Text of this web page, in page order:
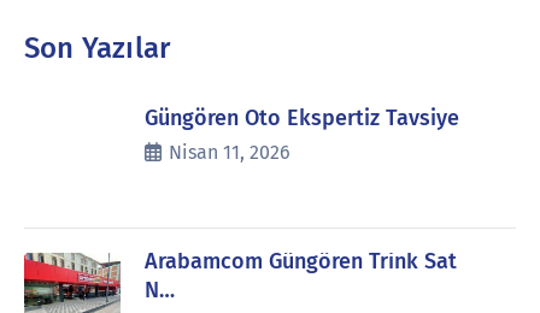
Son Yazılar
Güngören Oto Ekspertiz Tavsiye
Nisan 11, 2026
Arabamcom Güngören Trink Sat
N…